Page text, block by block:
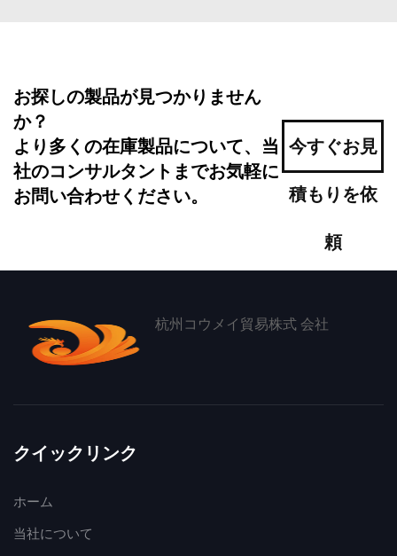
お探しの製品が見つかりません
か？
より多くの在庫製品について、当
社のコンサルタントまでお気軽に
お問い合わせください。
今すぐお見
積もりを依
頼
杭州コウメイ貿易株式 会社
クイックリンク
ホーム
当社について